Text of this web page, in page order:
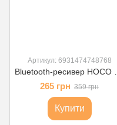
Артикул: 6931474748768
265 грн 359 грн
Купити